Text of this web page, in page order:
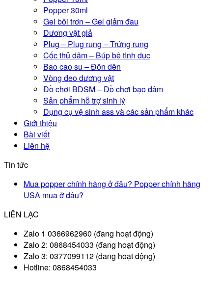
Popper 30ml
Gel bôi trơn – Gel giảm đau
Dương vật giả
Plug – Plug rung – Trứng rung
Cốc thủ dâm – Búp bê tình dục
Bao cao su – Đôn dên
Vòng đeo dương vật
Đồ chơi BDSM – Đồ chơi bạo dâm
Sản phẩm hỗ trợ sinh lý
Dụng cụ vệ sinh ass và các sản phẩm khác
Giới thiệu
Bài viết
Liên hệ
Tin tức
Mua popper chính hãng ở đâu? Popper chính hãng
USA mua ở đâu?
LIÊN LẠC
Zalo 1 0366962960 (đang hoạt động)
Zalo 2: 0868454033 (đang hoạt động)
Zalo 3: 0377099112 (đang hoạt động)
Hotline: 0868454033